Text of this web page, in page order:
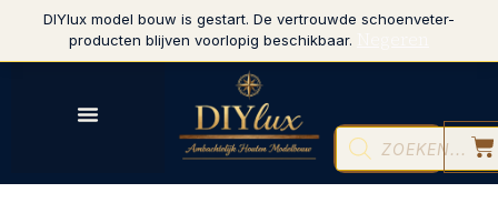
DIYlux model bouw is gestart. De vertrouwde schoenveter-
producten blijven voorlopig beschikbaar.